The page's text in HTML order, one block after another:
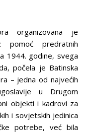
pomoć predratnih
1944. godine, svega
počela je Batinska
– jedna od najvećih
u Drugom
objekti i kadrovi za
i sovjetskih jedinica
potrebe, već bila